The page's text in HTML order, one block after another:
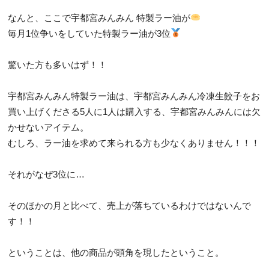
なんと、ここで宇都宮みんみん 特製ラー油が
毎月1位争いをしていた特製ラー油が3位
驚いた方も多いはず！！
宇都宮みんみん特製ラー油は、宇都宮みんみん冷凍生餃子をお
買い上げくださる5人に1人は購入する、宇都宮みんみんには欠
かせないアイテム。
むしろ、ラー油を求めて来られる方も少なくありません！！！
それがなぜ3位に…
そのほかの月と比べて、売上が落ちているわけではないんで
す！！
ということは、他の商品が頭角を現したということ。